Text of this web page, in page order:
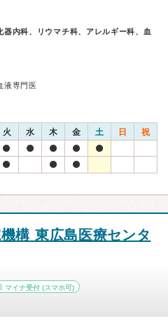
内科、リウマチ科、アレルギー科、血
液専門医
火 水 木 金 土 日 祝
構 東広島医療センタ
マイナ受付 (スマホ可)